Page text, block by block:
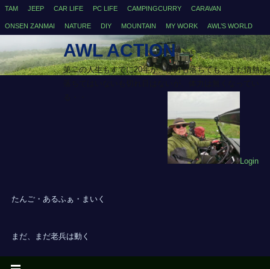
TAM JEEP CAR LIFE PC LIFE CAMPINGCURRY CARAVAN
ONSEN ZANMAI NATURE DIY MOUNTAIN MY WORK AWL’S WORLD
AWL ACTION
第二の人生もすでに20年が、体力も落ちても、まだ情熱は
Login
たんご・あるふぁ・まいく
まだ、まだ老兵は動く